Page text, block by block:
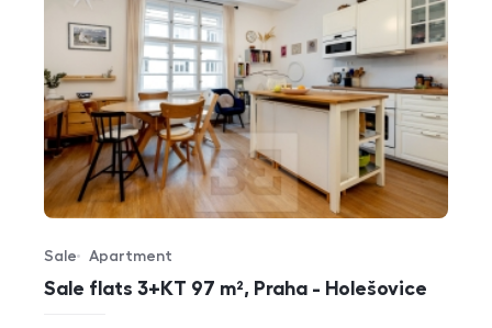
Sale flats 3+KT 97 m², Praha - Holešovice
Offer type
Sale
Property type
Apartment